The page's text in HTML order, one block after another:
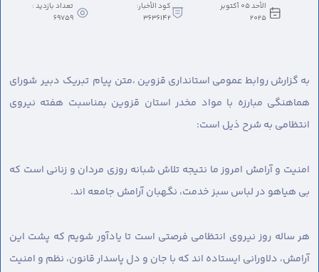
الأحد ٠٥ أكتوبر
٢٠٢٥
كود الأخبار:
3636142
تعداد بازدید :
69759
به گزارش روابط عمومی استانداری قزوین ،متن پیام تبریک دبیر شورای
هماهنگی مبارزه با مواد مخدر استان قزوین بمناسبت هفته نیروی
انتظامی به شرح ذیل است:
امنیت و آرامش امروز ما نتیجه تلاش شبانه روزی مردان و زنانی است که
بی هیاهو در لباس سبز خدمت، نگهبان آرامش جامعه اند.
هر ساله روز نیروی انتظامی فرصتی است تا یادآور شویم که پشت این
آرامش، دلاورانی ایستاده اند که با جان و دل پاسدار قانون، نظم و امنیت